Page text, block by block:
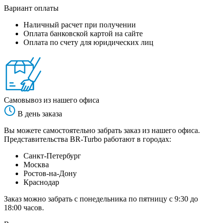
Вариант оплаты
Наличный расчет при получении
Оплата банковской картой на сайте
Оплата по счету для юридических лиц
Самовывоз из нашего офиса
В день заказа
Вы можете самостоятельно забрать заказ из нашего офиса.
Представительства BR-Turbo работают в городах:
Санкт-Петербург
Москва
Ростов-на-Дону
Краснодар
Заказ можно забрать с понедельника по пятницу с 9:30 до
18:00 часов.